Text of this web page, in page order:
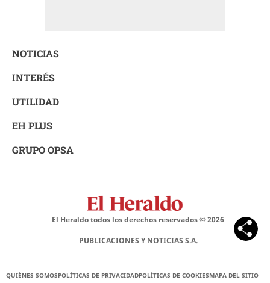
NOTICIAS
INTERÉS
UTILIDAD
EH PLUS
GRUPO OPSA
El Heraldo todos los derechos reservados ©2026
PUBLICACIONES Y NOTICIAS S.A.
QUIÉNES SOMOSPOLÍTICAS DE PRIVACIDADPOLÍTICAS DE COOKIESMAPA DEL SITIO